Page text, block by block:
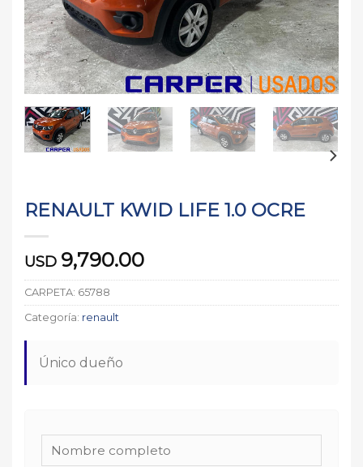
RENAULT KWID LIFE 1.0 OCRE
USD 9,790.00
CARPETA: 65788
Categoría: renault
Único dueño